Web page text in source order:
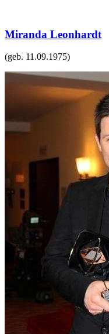
Miranda Leonhardt
(geb. 11.09.1975)